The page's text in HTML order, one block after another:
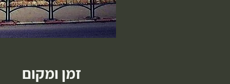
זמן ומקום